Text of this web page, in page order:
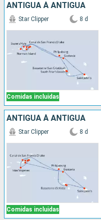
ANTIGUA À ANTIGUA
Comidas incluidas
Star Clipper 8 d
ANTIGUA À ANTIGUA
Comidas incluidas
Star Clipper 8 d